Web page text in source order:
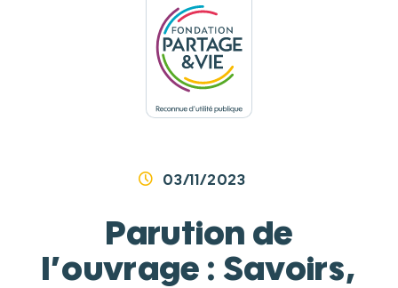
03/11/2023
Parution de
l’ouvrage : Savoirs,
Panneau de gestion des cookies